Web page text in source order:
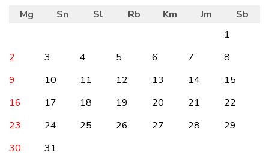
Mg Sn Sl Rb Km Jm
Sb
1
2
3 4 5 6 7
8
9
10 11 12 13 14
15
16
17 18 19 20 21
22
23
24 25 26 27 28
29
30
31